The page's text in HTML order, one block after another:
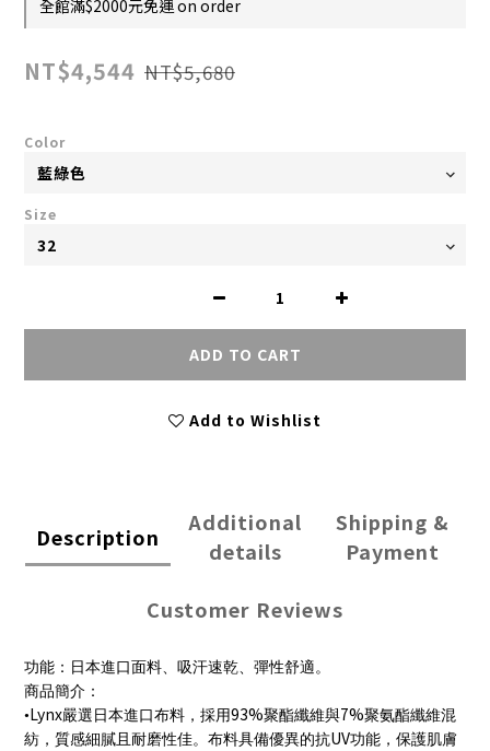
全館滿$2000元免運 on order
NT$4,544 NT$5,680
Color
Size
ADD TO CART
Add to Wishlist
Description
Additional
details
Shipping &
Payment
Customer Reviews
功能：日本進口面料、吸汗速乾、彈性舒適。
商品簡介：
•Lynx嚴選日本進口布料，採用93%聚酯纖維與7%聚氨酯纖維混
紡，質感細膩且耐磨性佳。布料具備優異的抗UV功能，保護肌膚